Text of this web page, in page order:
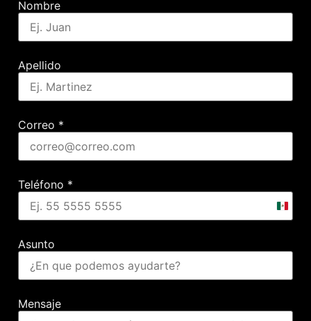
Nombre
Apellido
Correo *
Teléfono *
Asunto
Mensaje